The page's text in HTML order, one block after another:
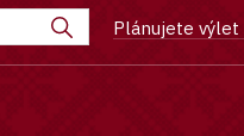
Plánujete výlet